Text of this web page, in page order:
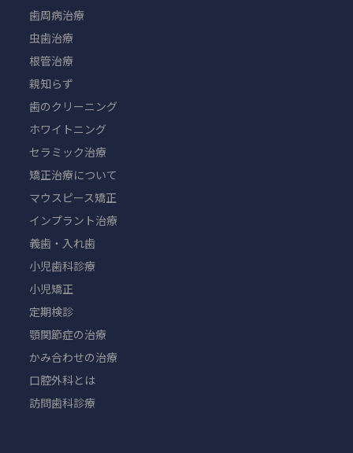
歯周病治療
虫歯治療
根管治療
親知らず
歯のクリーニング
ホワイトニング
セラミック治療
矯正治療について
マウスピース矯正
インプラント治療
義歯・入れ歯
小児歯科診療
小児矯正
定期検診
顎関節症の治療
かみ合わせの治療
口腔外科とは
訪問歯科診療